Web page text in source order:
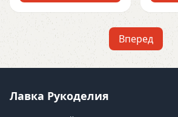
Вперед
Лавка Рукоделия